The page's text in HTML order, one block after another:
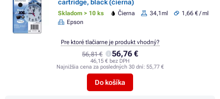
cartridge, black (čierna)
Skladom > 10 ks Čierna 34,1ml
1,66 € / ml
Epson
56,81 € 56,76 €
46,15 € bez DPH
Najnižšia cena za posledných 30 dní: 55,77 €
Do košíka
Pre ktoré tlačiarne je produkt vhodný?